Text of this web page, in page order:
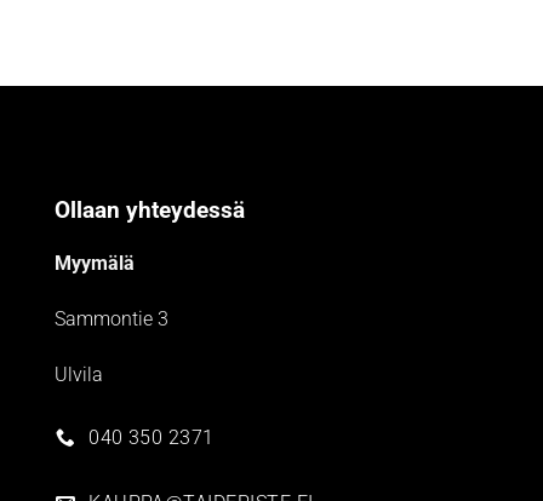
Ollaan yhteydessä
Myymälä
Sammontie 3
Ulvila
040 350 2371